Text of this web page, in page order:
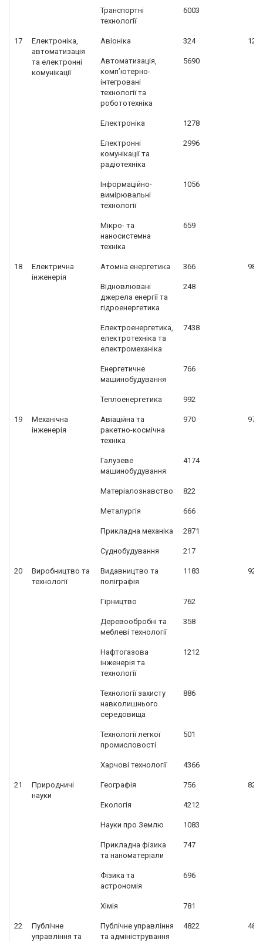
Транспортні
технології
6003
17
Електроніка,
автоматизація
та електронні
комунікації
Авіоніка 324
Автоматизація,
комп’ютерно-
інтегровані
технології та
робототехніка
5690
Електроніка 1278
Електронні
комунікації та
радіотехніка
2996
Інформаційно-
вимірювальні
технології
1056
Мікро- та
наносистемна
техніка
659
18
Електрична
інженерія
Атомна енергетика 366
Відновлювані
джерела енергії та
гідроенергетика
248
Електроенергетика,
електротехніка та
електромеханіка
7438
Енергетичне
машинобудування
766
Теплоенергетика 992
19
Механічна
інженерія
Авіаційна та
ракетно-космічна
техніка
970
Галузеве
машинобудування
4174
Матеріалознавство 822
Металургія 666
Прикладна механіка 2871
Суднобудування 217
20
Виробництво та
технології
Видавництво та
поліграфія
1183
Гірництво 762
Деревообробні та
меблеві технології
358
Нафтогазова
інженерія та
технології
1212
Технології захисту
навколишнього
середовища
886
Технології легкої
промисловості
501
Харчові технології 4366
21
Природничі
науки
Географія 756
Екологія 4212
Науки про Землю 1083
Прикладна фізика
та наноматеріали
747
Фізика та
астрономія
696
Хімія 781
22
Публічне
управління та
Публічне управління
та адміністрування
4822